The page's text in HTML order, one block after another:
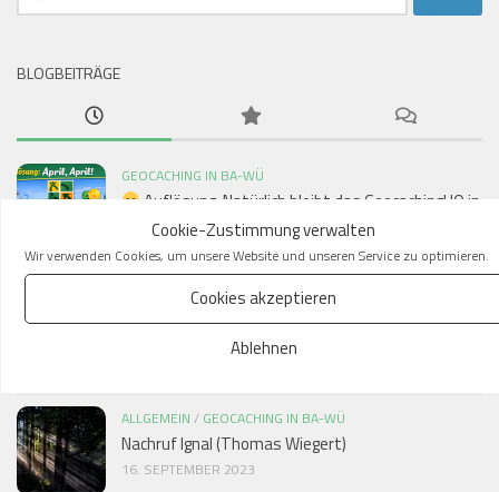
Cookie-Zustimmung verwalten
Wir verwenden Cookies, um unsere Website und unseren Service zu optimieren.
Cookies akzeptieren
Ablehnen
nach:
BLOGBEITRÄGE
GEOCACHING IN BA-WÜ
Auflösung: Natürlich bleibt das GeocachingHQ in
Seattle!
2. APRIL 2026
GEOCACHING IN BA-WÜ
GeocachingHQ zieht nach Stuttgart –
Nachhaltigkeit als neuer Kurs
ALLGEMEIN / GEOCACHING IN BA-WÜ
Nachruf Ignal (Thomas Wiegert)
16. SEPTEMBER 2023